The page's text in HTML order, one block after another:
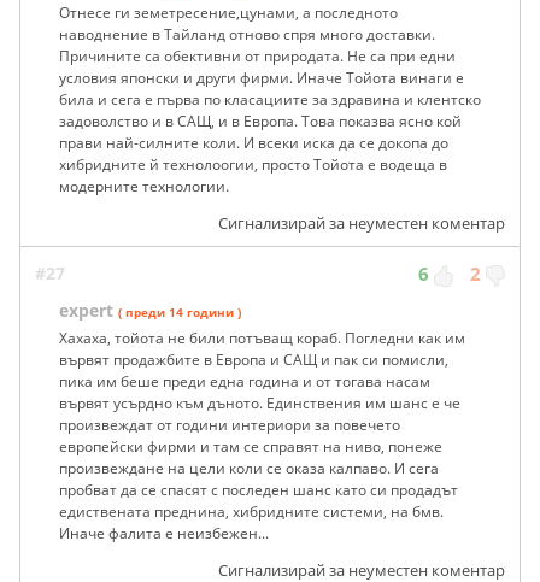
Отнесе ги земетресение,цунами, а последното
наводнение в Тайланд отново спря много доставки.
Причините са обективни от природата. Не са при едни
условия японски и други фирми. Иначе Тойота винаги е
била и сега е първа по класациите за здравина и клентско
задоволство и в САЩ, и в Европа. Това показва ясно кой
прави най-силните коли. И всеки иска да се докопа до
хибридните й технолоогии, просто Тойота е водеща в
модерните технологии.
Сигнализирай за неуместен коментар
#27 6 2
expert ( преди 14 години )
Хахаха, тойота не били потъващ кораб. Погледни как им
вървят продажбите в Европа и САЩ и пак си помисли,
пика им беше преди една година и от тогава насам
вървят усърдно към дъното. Единствения им шанс е че
произвеждат от години интериори за повечето
европейски фирми и там се справят на ниво, понеже
произвеждане на цели коли се оказа калпаво. И сега
пробват да се спасят с последен шанс като си продадът
едиствената преднина, хибридните системи, на бмв.
Иначе фалита е неизбежен...
Сигнализирай за неуместен коментар